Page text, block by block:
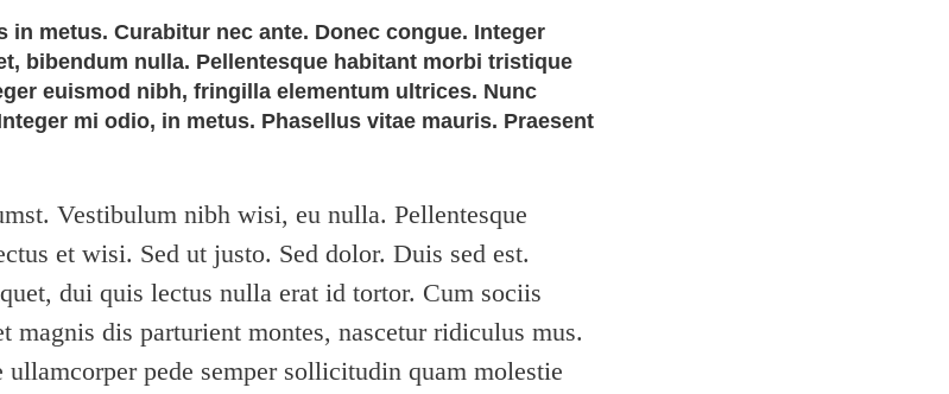
in metus. Curabitur nec ante. Donec congue. Integer
bibendum nulla. Pellentesque habitant morbi tristique
euismod nibh, fringilla elementum ultrices. Nunc
mi odio, in metus. Phasellus vitae mauris. Praesent
Vestibulum nibh wisi, eu nulla. Pellentesque
et wisi. Sed ut justo. Sed dolor. Duis sed est.
dui quis lectus nulla erat id tortor. Cum sociis
magnis dis parturient montes, nascetur ridiculus mus.
ullamcorper pede semper sollicitudin quam molestie